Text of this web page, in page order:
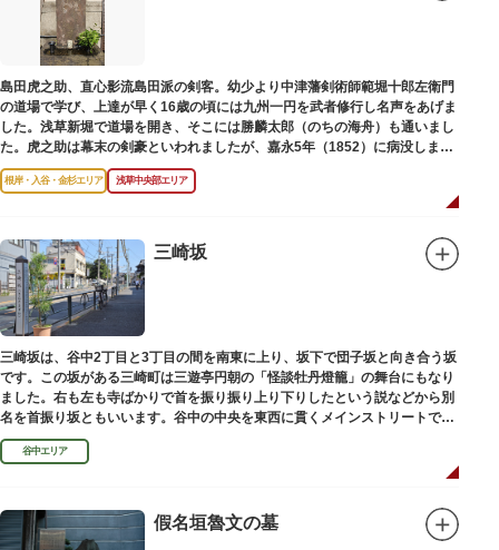
後は、オープンカフェでほっと一息つくのもおすすめです。
隅田川にかかる橋々も、それぞれ特徴的な形をしていて見応えは抜群。せっ
かくなら水上バスに乗船して、優雅に観察してみてはいかがでしょうか。
島田虎之助、直心影流島田派の剣客。幼少より中津藩剣術師範堀十郎左衛門
の道場で学び、上達が早く16歳の頃には九州一円を武者修行し名声をあげま
した。浅草新堀で道場を開き、そこには勝麟太郎（のちの海舟）も通いまし
た。虎之助は幕末の剣豪といわれましたが、嘉永5年（1852）に病没しまし
た。お墓は正定寺（しょうじょうじ）にあります。
根岸・入谷・金杉エリア 浅草中央部エリア
三崎坂
三崎坂は、谷中2丁目と3丁目の間を南東に上り、坂下で団子坂と向き合う坂
です。この坂がある三崎町は三遊亭円朝の「怪談牡丹燈籠」の舞台にもなり
ました。右も左も寺ばかりで首を振り振り上り下りしたという説などから別
名を首振り坂ともいいます。谷中の中央を東西に貫くメインストリートで
す。
谷中エリア
假名垣魯文の墓